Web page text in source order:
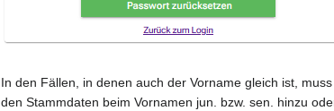
In den Fällen, in denen auch der Vorname gleich ist,
den Stammdaten beim Vornamen jun. bzw. sen. hinzu